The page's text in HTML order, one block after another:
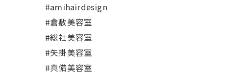
#amihairdesign
#倉敷美容室
#総社美容室
#矢掛美容室
#真備美容室